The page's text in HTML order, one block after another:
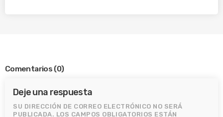
Comentarios (0)
Deje una respuesta
SU DIRECCIÓN DE CORREO ELECTRÓNICO NO SERÁ
PUBLICADA. LOS CAMPOS OBLIGATORIOS ESTÁN